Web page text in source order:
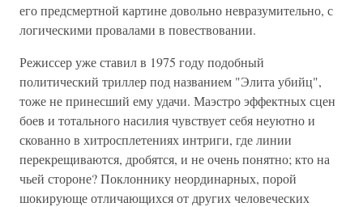
его предсмертной картине довольно невразумительно, с
логическими провалами в повествовании.
Режиссер уже ставил в 1975 году подобный
политический триллер под названием "Элита убийц",
тоже не принесший ему удачи. Маэстро эффектных сцен
боев и тотального насилия чувствует себя неуютно и
скованно в хитросплетениях интриги, где линии
перекрещиваются, дробятся, и не очень понятно; кто на
чьей стороне? Поклоннику неординарных, порой
шокирующе отличающихся от других человеческих